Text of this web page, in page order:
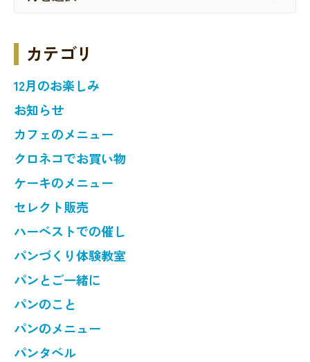
カテゴリ
12月のお楽しみ
お知らせ
カフェのメニュー
クロネコでお買い物
ケーキのメニュー
セレクト販売
ハーベストでの催し
パンづくり体験教室
パンとご一緒に
パンのこと
パンのメニュー
パンタベル